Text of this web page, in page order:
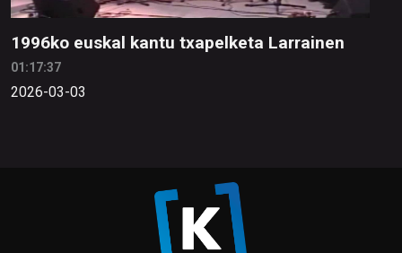
1996ko euskal kantu txapelketa Larrainen
01:17:37
2026-03-03